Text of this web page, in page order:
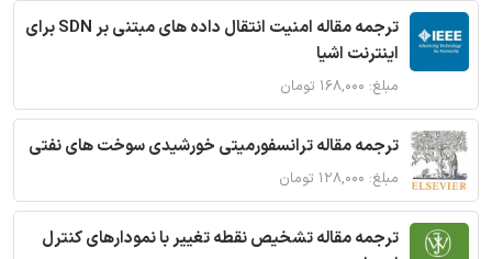
ترجمه مقاله امنیت انتقال داده های مبتنی بر SDN برای
اینترنت اشیا
مبلغ: ۱۶۸,۰۰۰ تومان
ترجمه مقاله ترانسفورمیتی خورشیدی سوخت های نفتی
مبلغ: ۱۲۸,۰۰۰ تومان
ترجمه مقاله تشخیص نقطه تغییر با نمودارهای کنترل